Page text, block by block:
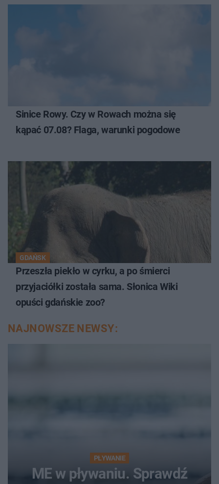
Sinice Rowy. Czy w Rowach można się
kąpać 07.08? Flaga, warunki pogodowe
GDAŃSK
Przeszła piekło w cyrku, a po śmierci
przyjaciółki została sama. Słonica Wiki
opuści gdańskie zoo?
NAJNOWSZE NEWSY:
PŁYWANIE
ME w pływaniu. Sprawdź